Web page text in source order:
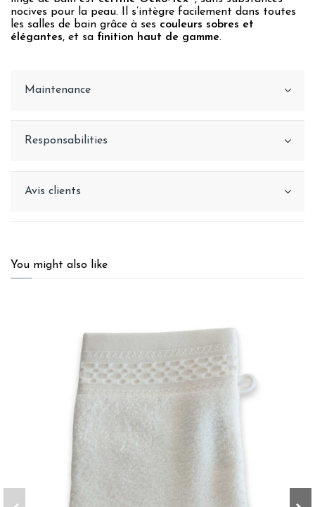
nocives pour la peau. Il s’intègre facilement dans toutes
les salles de bain grâce à ses couleurs sobres et
élégantes, et sa finition haut de gamme.
Maintenance
Responsabilities
Avis clients
You might also like